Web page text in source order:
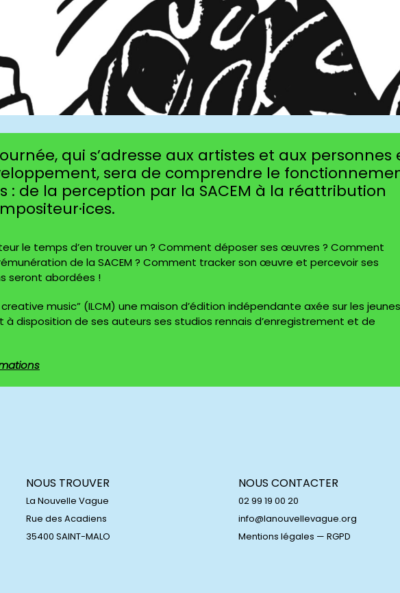
qui s’adresse aux artistes et aux personnes
sera de comprendre le
: de la perception par la SACEM à la réattribution
le temps d’en trouver un ? Comment déposer ses œuvres ? Comment
de la SACEM ? Comment tracker son œuvre et percevoir ses
seront abordées !
music” (ILCM) une maison d’édition indépendante axée sur les jeunes
à disposition de ses auteurs ses studios rennais d’enregistrement et de
NOUS TROUVER
La Nouvelle Vague
Rue des Acadiens
35400 SAINT-MALO
NOUS CONTACTER
02 99 19 00 20
info@lanouvellevague.org
Mentions légales — RGPD